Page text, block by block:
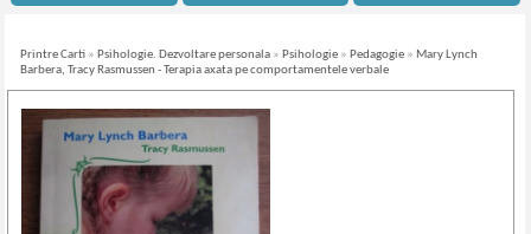
Printre Carti » Psihologie. Dezvoltare personala » Psihologie » Pedagogie » Mary Lynch
Barbera, Tracy Rasmussen - Terapia axata pe comportamentele verbale